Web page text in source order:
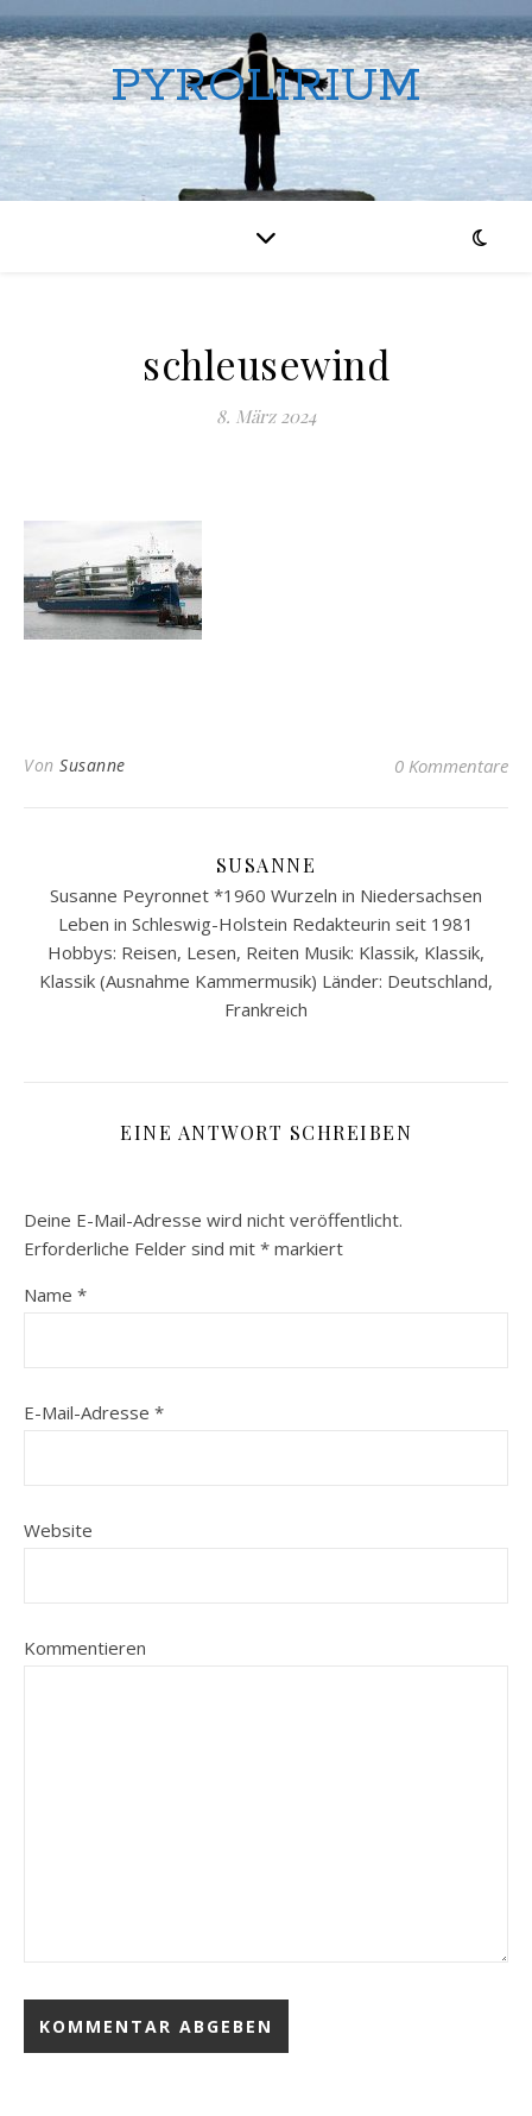
PYROLIRIUM
schleusewind
8. März 2024
Von Susanne 0 Kommentare
SUSANNE
Susanne Peyronnet *1960 Wurzeln in Niedersachsen
Leben in Schleswig-Holstein Redakteurin seit 1981
Hobbys: Reisen, Lesen, Reiten Musik: Klassik, Klassik,
Klassik (Ausnahme Kammermusik) Länder: Deutschland,
Frankreich
EINE ANTWORT SCHREIBEN
Deine E-Mail-Adresse wird nicht veröffentlicht.
Erforderliche Felder sind mit * markiert
Name *
E-Mail-Adresse *
Website
Kommentieren